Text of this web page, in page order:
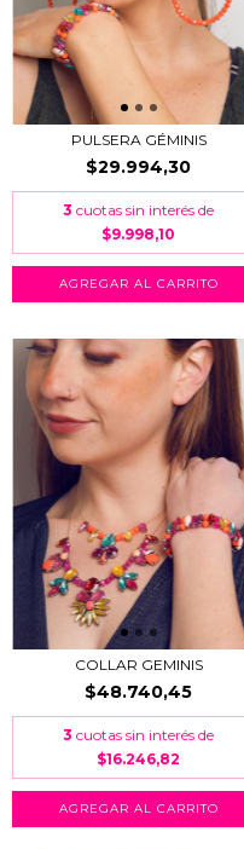
PULSERA GÉMINIS
$29.994,30
3 cuotas sin interés de
$9.998,10
COLLAR GEMINIS
$48.740,45
3 cuotas sin interés de
$16.246,82